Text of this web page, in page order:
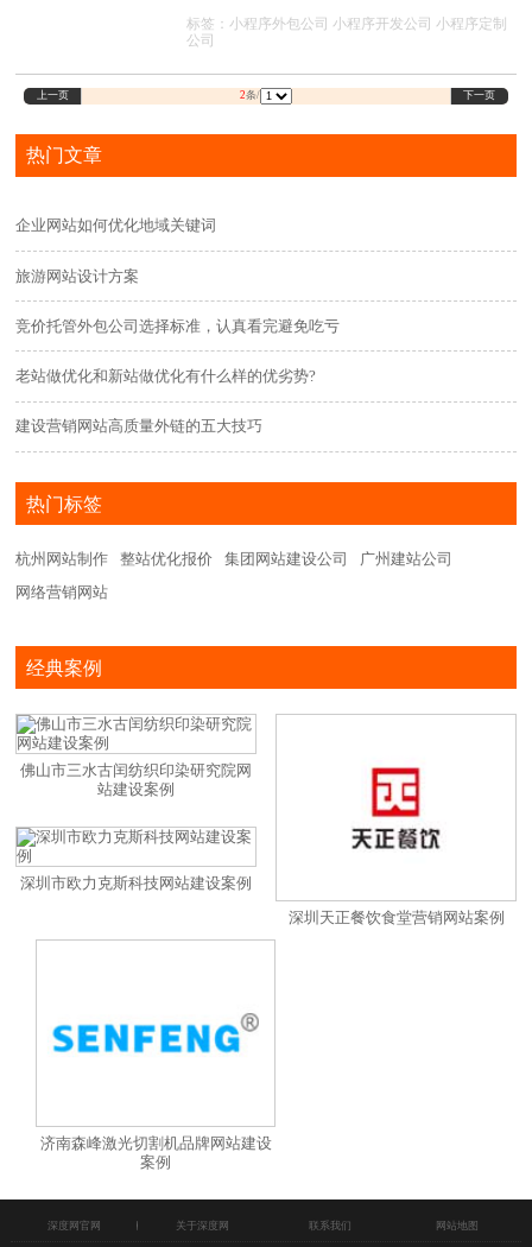
些，因为外包公司是根据功能来计算费用，所以
尽量在前期沟通时了解清楚需求，接着签订一份
以在后期避免很多纠纷。
标签： 小程序外包公司 小程序开发公司 小程序定制
公司
上一页 2条/ 下一页
热门文章
企业网站如何优化地域关键词
旅游网站设计方案
竞价托管外包公司选择标准，认真看完避免吃亏
老站做优化和新站做优化有什么样的优劣势?
建设营销网站高质量外链的五大技巧
热门标签
杭州网站制作 整站优化报价 集团网站建设公司
广州建站公司
网络营销网站
经典案例
佛山市三水古闰纺织印染研究院网
站建设案例
深圳天正餐饮食堂营销网站案例
深圳市欧力克斯科技网站建设案例
济南森峰激光切割机品牌网站建设
案例
深度网官网 关于深度网 联系我们 网站地图